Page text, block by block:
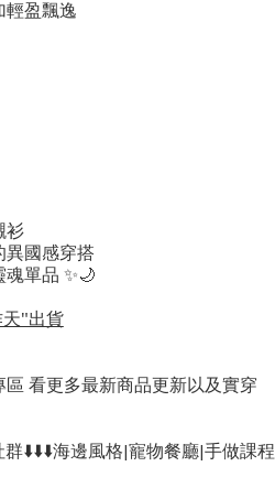
輕盈飄逸
衫
異國感穿搭
單品 ✨🌙
"出貨
看更多最新商品更新以及實穿
⬇️⬇️⬇️海邊風格|寵物餐廳|手做課程